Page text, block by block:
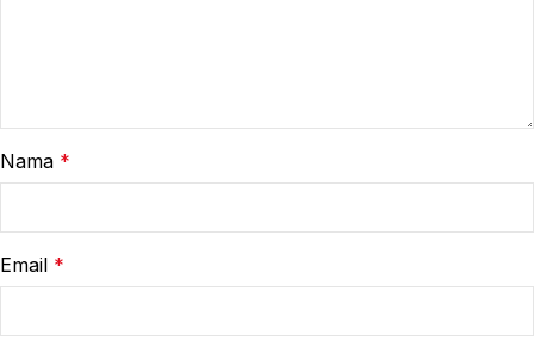
Nama *
Email *